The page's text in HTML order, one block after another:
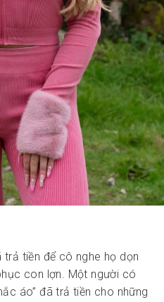
tiền để cô nghe họ dọn
con lợn. Một người có
áo” đã trả tiền cho những